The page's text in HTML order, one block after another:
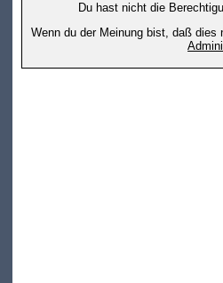
Du hast nicht die
Wenn du der Meinung bist, daß